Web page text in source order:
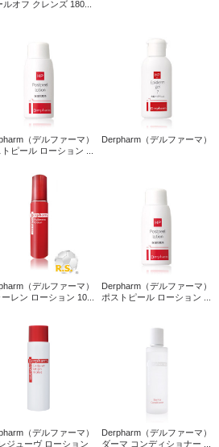
ルオフ クレンズ 180...
（デルファーマ）
ピール ローション ...
Derpharm（デルファーマ）
（デルファーマ）
レン ローション 10...
Derpharm（デルファーマ）
ポストピール ローション ...
（デルファーマ）
ジューヴ ローション
Derpharm（デルファーマ）
ダーマ コンディショナー ...